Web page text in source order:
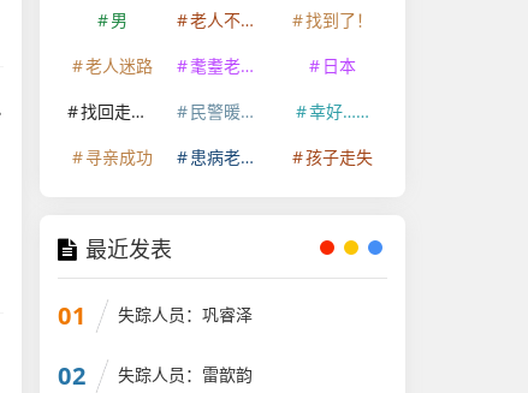
男
老人不慎走失
找到了！
老人迷路
耄耋老人走失
日本
找回走失老人
民警暖心救助
幸好……
寻亲成功
患病老人走失 孩子走失
最近发表
01 失踪人员：巩睿泽
02 失踪人员：雷歆韵